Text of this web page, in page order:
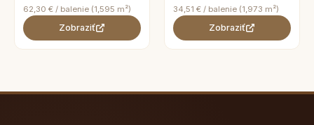
62,30 € / balenie (1,595 m²)
Zobraziť
34,51 € / balenie (1,973 m²)
Zobraziť